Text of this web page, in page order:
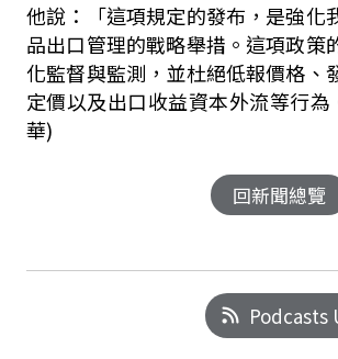
他說：「這項規定的發布，是強化
品出口管理的戰略舉措。這項政策
化監督與監測，並杜絕低報價格、
定價以及出口收益資本外流等行
華)
回新聞總覽
Podcasts